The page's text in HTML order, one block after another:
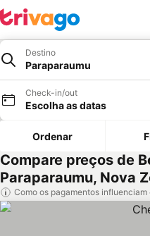
Destino
Paraparaumu
Check-in/out
Escolha as datas
Ordenar
Compare preços de
Paraparaumu, Nova
Como os pagamentos influenciam